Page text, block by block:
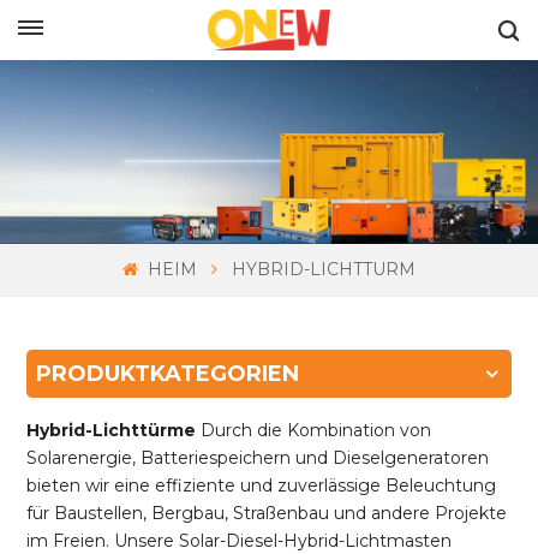
HEIM HYBRID-LICHTTURM
PRODUKTKATEGORIEN
Hybrid-Lichttürme Durch die Kombination von
Solarenergie, Batteriespeichern und Dieselgeneratoren
bieten wir eine effiziente und zuverlässige Beleuchtung
für Baustellen, Bergbau, Straßenbau und andere Projekte
im Freien. Unsere Solar-Diesel-Hybrid-Lichtmasten